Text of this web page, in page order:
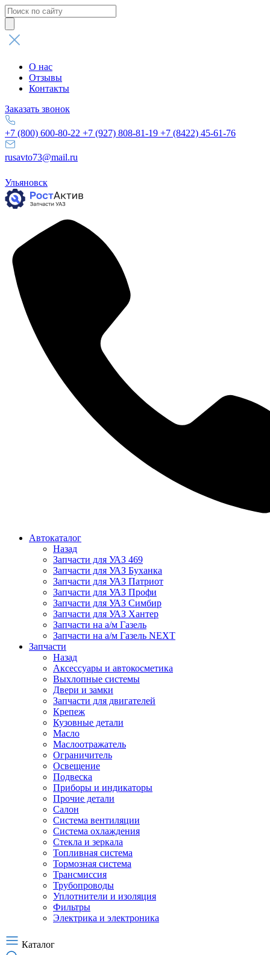
Поиск
товаров
О нас
Отзывы
Контакты
Заказать звонок
+7 (800) 600-80-22 +7 (927) 808-81-19 +7 (8422) 45-61-76
rusavto73@mail.ru
Ульяновск
Автокаталог
Назад
Запчасти для УАЗ 469
Запчасти для УАЗ Буханка
Запчасти для УАЗ Патриот
Запчасти для УАЗ Профи
Запчасти для УАЗ Симбир
Запчасти для УАЗ Хантер
Запчасти на а/м Газель
Запчасти на а/м Газель NEXT
Запчасти
Назад
Аксессуары и автокосметика
Выхлопные системы
Двери и замки
Запчасти для двигателей
Крепеж
Кузовные детали
Масло
Маслоотражатель
Ограничитель
Освещение
Подвеска
Приборы и индикаторы
Прочие детали
Салон
Система вентиляции
Система охлаждения
Стекла и зеркала
Топливная система
Тормозная система
Трансмиссия
Трубопроводы
Уплотнители и изоляция
Фильтры
Электрика и электроника
Каталог